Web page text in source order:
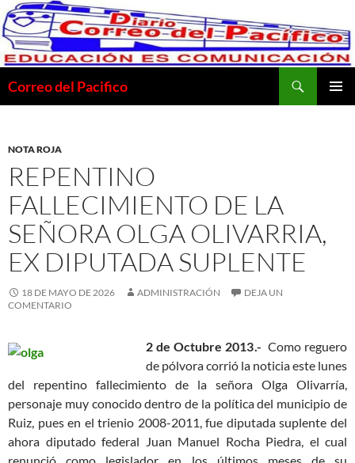
Saltar
al
contenido
Correo del Pacifico
NOTA ROJA
REPENTINO
FALLECIMIENTO DE LA
SEÑORA OLGA OLIVARRIA,
EX DIPUTADA SUPLENTE
18 DE MAYO DE 2026 ADMINISTRACIÓN
DEJA UN
COMENTARIO
2 de Octubre 2013.- Como reguero
de pólvora corrió la noticia este lunes
del repentino fallecimiento de la señora Olga Olivarría,
personaje muy conocido dentro de la política del municipio de
Ruiz, pues en el trienio 2008-2011, fue diputada suplente del
ahora diputado federal Juan Manuel Rocha Piedra, el cual